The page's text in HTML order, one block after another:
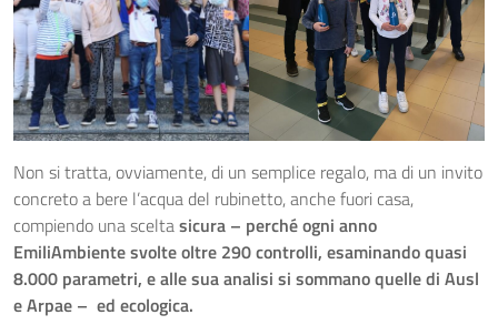
Non si tratta, ovviamente, di un semplice regalo, ma di un invito
concreto a bere l’acqua del rubinetto, anche fuori casa,
compiendo una sceltasicura – perché ogni anno
EmiliAmbiente svolte oltre 290 controlli, esaminando quasi
8.000 parametri, e alle sua analisi si sommano quelle di Ausl
e Arpae – ed ecologica.